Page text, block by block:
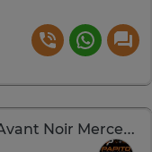
Calandre Avant Noir Mercedes AMG GLE